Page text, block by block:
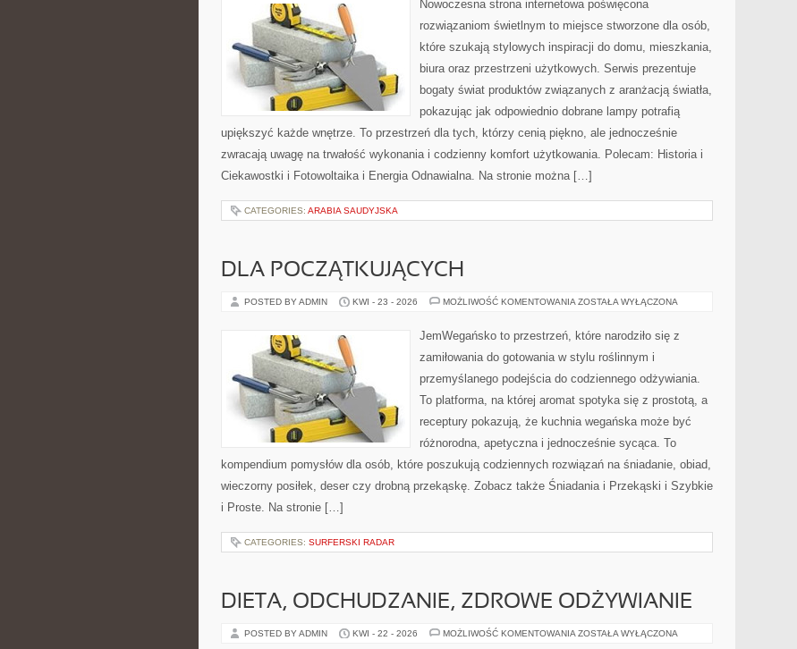
Nowoczesna strona internetowa poświęcona
rozwiązaniom świetlnym to miejsce stworzone dla osób,
które szukają stylowych inspiracji do domu, mieszkania,
biura oraz przestrzeni użytkowych. Serwis prezentuje
bogaty świat produktów związanych z aranżacją światła,
pokazując jak odpowiednio dobrane lampy potrafią
upiększyć każde wnętrze. To przestrzeń dla tych, którzy cenią piękno, ale jednocześnie
zwracają uwagę na trwałość wykonania i codzienny komfort użytkowania. Polecam: Historia i
Ciekawostki i Fotowoltaika i Energia Odnawialna. Na stronie można […]
CATEGORIES: ARABIA SAUDYJSKA
DLA POCZĄTKUJĄCYCH
POSTED BY ADMIN KWI - 23 - 2026 MOŻLIWOŚĆ KOMENTOWANIA DLA
ZOSTAŁA WYŁĄCZONA
JemWegańsko to przestrzeń, które narodziło się z
zamiłowania do gotowania w stylu roślinnym i
przemyślanego podejścia do codziennego odżywiania.
To platforma, na której aromat spotyka się z prostotą, a
receptury pokazują, że kuchnia wegańska może być
różnorodna, apetyczna i jednocześnie sycąca. To
kompendium pomysłów dla osób, które poszukują codziennych rozwiązań na śniadanie, obiad,
wieczorny posiłek, deser czy drobną przekąskę. Zobacz także Śniadania i Przekąski i Szybkie
i Proste. Na stronie […]
CATEGORIES: SURFERSKI RADAR
DIETA, ODCHUDZANIE, ZDROWE ODŻYWIANIE
POSTED BY ADMIN KWI - 22 - 2026 MOŻLIWOŚĆ KOMENTOWANIA DIETA,
ZOSTAŁA WYŁĄCZONA